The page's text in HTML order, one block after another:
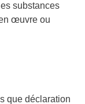
substances
œuvre ou
que déclaration